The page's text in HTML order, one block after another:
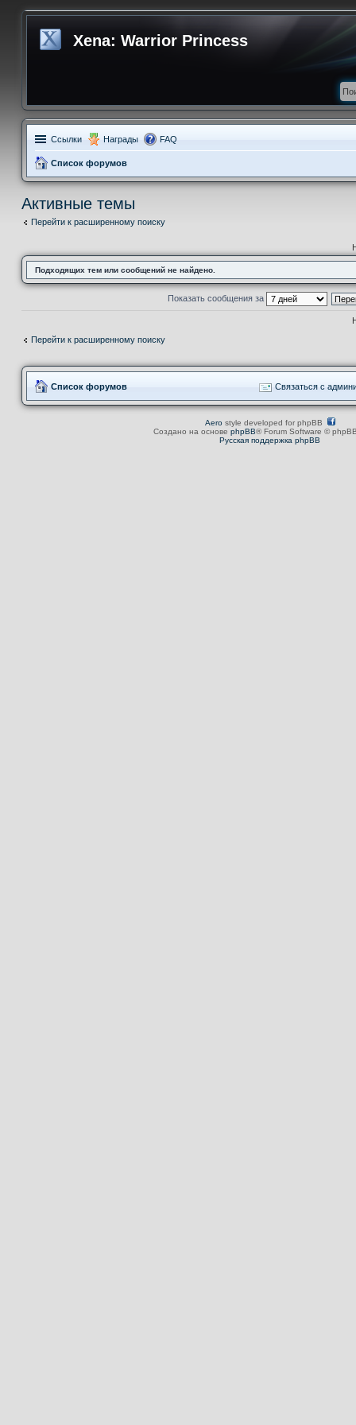
Xena: Warrior Princess
Ссылки Награды FAQ
Список форумов
Активные темы
Перейти к расширенному поиску
Подходящих тем или сообщений не найдено.
Показать сообщения за
Перейти к расширенному поиску
Список форумов Связаться с
Aerostyle developed for phpBB
Создано на основе phpBB® Forum Software ©
Русская поддержка phpBB